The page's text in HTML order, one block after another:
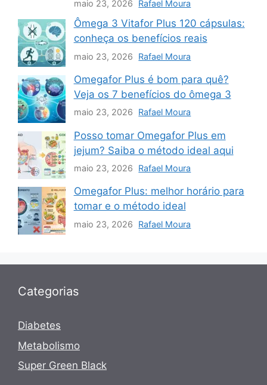
maio 23, 2026 Rafael Moura
Ômega 3 Vitafor Plus 120 cápsulas:
conheça os benefícios reais
maio 23, 2026 Rafael Moura
Omegafor Plus é bom para quê?
Veja os 7 benefícios do ômega 3
maio 23, 2026 Rafael Moura
Posso tomar Omegafor Plus em
jejum? Saiba o método ideal aqui
maio 23, 2026 Rafael Moura
Omegafor Plus: melhor horário para
tomar e o método ideal
maio 23, 2026 Rafael Moura
Categorias
Diabetes
Metabolismo
Super Green Black